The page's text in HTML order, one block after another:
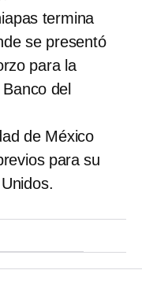
termina
se presentó
para la
del
de México
para su